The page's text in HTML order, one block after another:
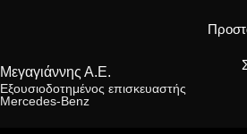
Μεγαγιάννης Α.Ε.
Εξουσιοδοτημένος επισκευαστής
Mercedes-Benz